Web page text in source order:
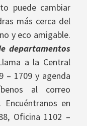
puede cambiar
más cerca del
y eco amigable.
departamentos
a la Central
– 1709 y agenda
al correo
. Encuéntranos en
Oficina 1102 –